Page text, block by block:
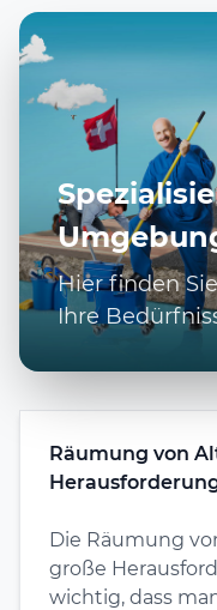
Hier finden
Ihre
Räumung von
Die Räumung
große
wichtig, dass